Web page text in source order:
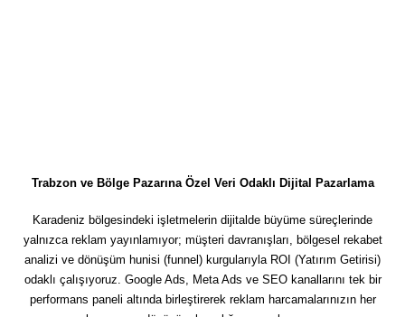
Trabzon ve Bölge Pazarına Özel Veri Odaklı Dijital Pazarlama
Karadeniz bölgesindeki işletmelerin dijitalde büyüme süreçlerinde
yalnızca reklam yayınlamıyor; müşteri davranışları, bölgesel rekabet
analizi ve dönüşüm hunisi (funnel) kurgularıyla ROI (Yatırım Getirisi)
odaklı çalışıyoruz. Google Ads, Meta Ads ve SEO kanallarını tek bir
performans paneli altında birleştirerek reklam harcamalarınızın her